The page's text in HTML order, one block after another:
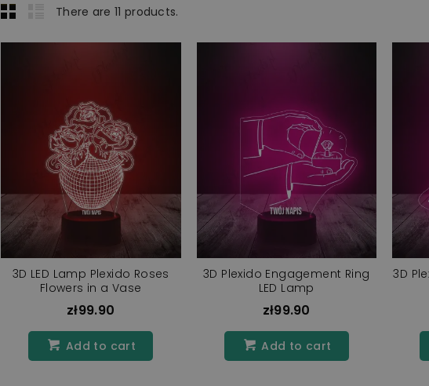
There are 11 products.
3D LED Lamp Plexido Roses
Flowers in a Vase
zł99.90
Add to cart
3D Plexido Engagement Ring
LED Lamp
zł99.90
Add to cart
3D